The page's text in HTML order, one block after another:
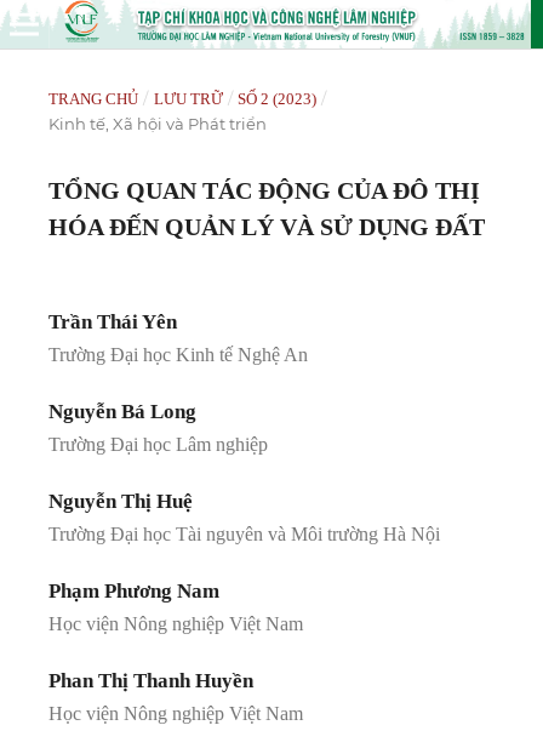
TRANG CHỦ / LƯU TRỮ / SỐ 2 (2023) /
Kinh tế, Xã hội và Phát triển
TỔNG QUAN TÁC ĐỘNG CỦA ĐÔ THỊ
HÓA ĐẾN QUẢN LÝ VÀ SỬ DỤNG ĐẤT
Trần Thái Yên
Trường Đại học Kinh tế Nghệ An
Nguyễn Bá Long
Trường Đại học Lâm nghiệp
Nguyễn Thị Huệ
Trường Đại học Tài nguyên và Môi trường Hà Nội
Phạm Phương Nam
Học viện Nông nghiệp Việt Nam
Phan Thị Thanh Huyền
Học viện Nông nghiệp Việt Nam